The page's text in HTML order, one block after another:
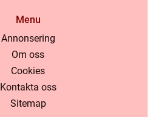
Menu
Annonsering
Om oss
Cookies
Kontakta oss
Sitemap